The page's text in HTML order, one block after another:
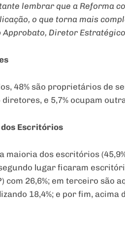
lembrar que a Reforma
o que torna mais
Diretor
48% são proprietários de
diretores, e 5,7% ocupam
Escritórios
maioria dos escritórios
lugar ficaram
com 26,6%; em terceiro são
18,4%; e por fim, acima